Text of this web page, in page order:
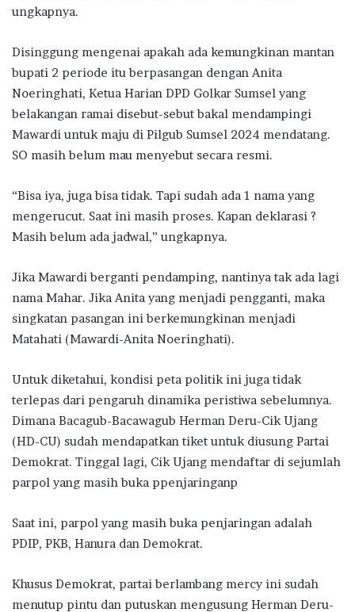
ungkapnya.
Disinggung mengenai apakah ada kemungkinan mantan
bupati 2 periode itu berpasangan dengan Anita
Noeringhati, Ketua Harian DPD Golkar Sumsel yang
belakangan ramai disebut-sebut bakal mendampingi
Mawardi untuk maju di Pilgub Sumsel 2024 mendatang.
SO masih belum mau menyebut secara resmi.
“Bisa iya, juga bisa tidak. Tapi sudah ada 1 nama yang
mengerucut. Saat ini masih proses. Kapan deklarasi ?
Masih belum ada jadwal,” ungkapnya.
Jika Mawardi berganti pendamping, nantinya tak ada lagi
nama Mahar. Jika Anita yang menjadi pengganti, maka
singkatan pasangan ini berkemungkinan menjadi
Matahati (Mawardi-Anita Noeringhati).
Untuk diketahui, kondisi peta politik ini juga tidak
terlepas dari pengaruh dinamika peristiwa sebelumnya.
Dimana Bacagub-Bacawagub Herman Deru-Cik Ujang
(HD-CU) sudah mendapatkan tiket untuk diusung Partai
Demokrat. Tinggal lagi, Cik Ujang mendaftar di sejumlah
parpol yang masih buka ppenjaringanp
Saat ini, parpol yang masih buka penjaringan adalah
PDIP, PKB, Hanura dan Demokrat.
Khusus Demokrat, partai berlambang mercy ini sudah
menutup pintu dan putuskan mengusung Herman Deru-